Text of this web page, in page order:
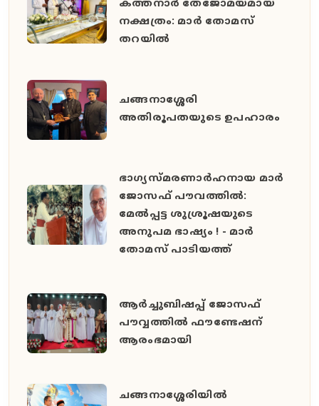
കത്തനാർ തേജോമയമായ
നക്ഷത്രം: മാർ തോമസ്
തറയിൽ
ചങ്ങനാശ്ശേരി
അതിരൂപതയുടെ ഉപഹാരം
ഭാഗ്യസ്മരണാർഹനായ മാർ
ജോസഫ് പൗവത്തിൽ:
മേൽപ്പട്ട ശുശ്രൂഷയുടെ
അനുപമ ഭാഷ്യം ! - മാർ
തോമസ് പാടിയത്ത്
ആർച്ചുബിഷപ്പ് ജോസഫ്
പൗവ്വത്തിൽ ഫൗണ്ടേഷന്
ആരംഭമായി
ചങ്ങനാശ്ശേരിയിൽ